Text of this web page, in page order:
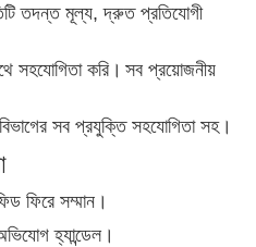
তদন্ত মূল্য, দ্রুত প্রতিযোগী
সহযোগিতা করি। সব প্রয়োজনীয়
সব প্রযুক্তি সহযোগিতা সহ।
ফিরে সম্মান।
হ্যান্ডেল।